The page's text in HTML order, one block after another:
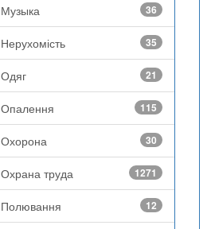
Музыка 36
Нерухомість 35
Одяг 21
Опалення 115
Охорона 30
Охрана труда 1271
Полювання 12